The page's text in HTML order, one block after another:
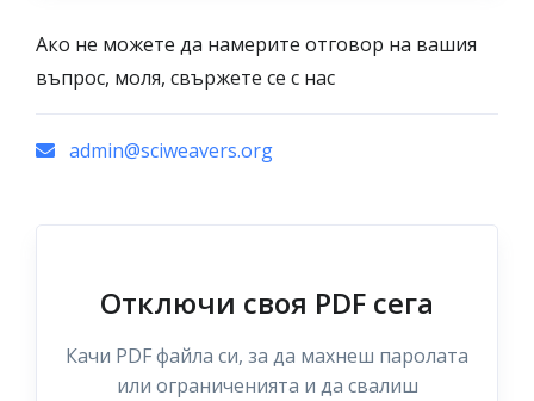
Ако не можете да намерите отговор на вашия
въпрос, моля, свържете се с нас
admin@sciweavers.org
Отключи своя PDF сега
Качи PDF файла си, за да махнеш паролата
или ограниченията и да свалиш